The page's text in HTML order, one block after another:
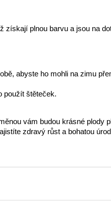
získají plnou barvu a jsou na
abyste ho mohli na zimu
použít štěteček.
vám budou krásné plody
zdravý růst a bohatou